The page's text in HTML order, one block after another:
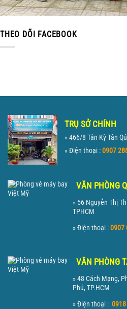
THEO DÕI FACEBOOK
TRỤ SỞ CHÍNH
» 466/8 Tân Kỳ Tân
» Điện thoại :0907
VĂN PHÒNG
» 56 Nguyễn Thị
TPHCM
» Điện thoại :0907
VĂN PHÒNG
» 48 Cách Mạng,
Phú, TP.HCM
» Điện thoại :